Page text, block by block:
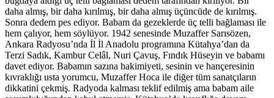
daha almış, bir daha kırılmış, bir daha almış üçüncüde de kırılmış.
Sonra dedem pes ediyor. Babam da gezeklerde üç telli bağlaması ile
hem çalıyor, hem söylüyor. 1942 senesinde Muzaffer Sarısözen,
Ankara Radyosu’nda İl İl Anadolu programına Kütahya’dan da
Terzi Sadık, Kambur Celâl, Nuri Çavuş, Fındık Hüseyin ve babamı
davet ediyor. Babamın sazına hakimiyeti, sesinin ve hançeresinin
kıvraklığı usta yorumcu, Muzaffer Hoca ile diğer tüm sanatçıların
dikkatini çekmiş. Radyoda kalması teklif edilmiş ama babam aile